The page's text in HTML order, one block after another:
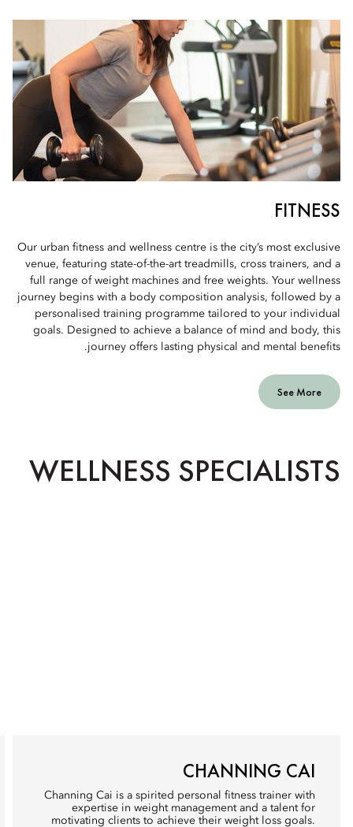
FITNESS
Our urban fitness and wellness centre is the city’s most exclusive
venue, featuring state-of-the-art treadmills, cross trainers, and a
full range of weight machines and free weights. Your wellness
journey begins with a body composition analysis, followed by a
personalised training programme tailored to your individual
goals. Designed to achieve a balance of mind and body, this
journey offers lasting physical and mental benefits.
See More
WELLNESS SPECIALISTS
CHANNING CAI
Channing Cai is a spirited personal fitness trainer with
expertise in weight management and a talent for
motivating clients to achieve their weight loss goals.